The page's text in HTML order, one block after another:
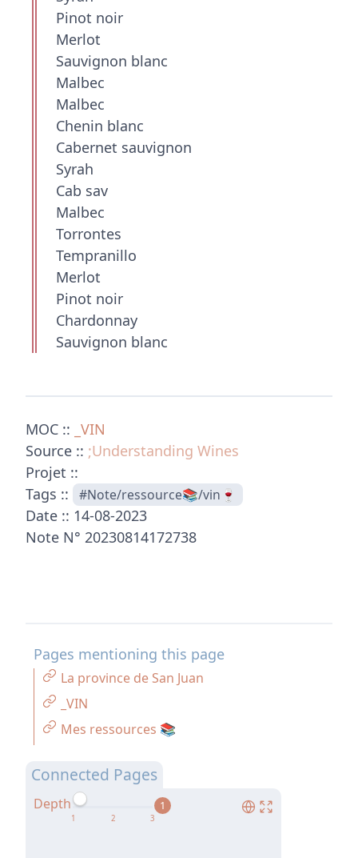
Pinot noir
Merlot
Sauvignon blanc
Malbec
Malbec
Chenin blanc
Cabernet sauvignon
Syrah
Cab sav
Malbec
Torrontes
Tempranillo
Merlot
Pinot noir
Chardonnay
Sauvignon blanc
MOC :: _VIN
Source :: ;Understanding Wines
Projet ::
Tags ::
#Note/ressource📚/vin🍷
Date :: 14-08-2023
Note N° 20230814172738
Connected Pages
Depth 1
Pages mentioning this page
La province de San Juan
_VIN
Mes ressources 📚